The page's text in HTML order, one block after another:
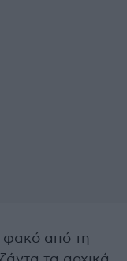
φακό από τη